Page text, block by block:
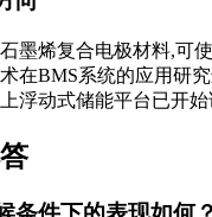
墨烯复合电极材料,可
在BMS系统的应用研
浮动式储能平台已开